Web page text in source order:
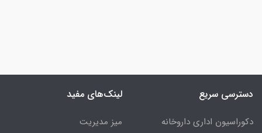
دسترسی سریع
دکوراسیون اداری داروخانه
لینک‌های مفید
میز مدیریت